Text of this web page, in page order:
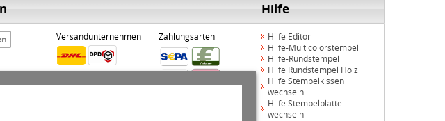
Hilfe
Versandunternehmen Zahlungsarten
Hilfe Editor
Hilfe-Multicolorstempel
Hilfe-Rundstempel
Hilfe Rundstempel Holz
Hilfe Stempelkissen
wechseln
Hilfe Stempelplatte
wechseln